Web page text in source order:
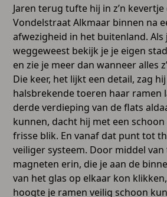
Jaren terug tufte hij in z’n
Vondelstraat Alkmaar binnen na
afwezigheid in het buitenland. Als
weggeweest bekijk je je eigen
en zie je meer dan wanneer alles
Die keer, het lijkt een detail, zag
halsbrekende toeren haar ramen
derde verdieping van de flats
kunnen, dacht hij met een
frisse blik. En vanaf dat punt tot
veiliger systeem. Door middel
magneten erin, die je aan de
van het glas op elkaar kon
hoogte je ramen veilig schoon